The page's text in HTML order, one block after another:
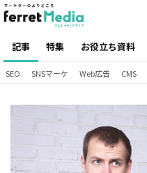
記事 特集 お役立ち資料
SEO SNSマーケ Web広告 CMS